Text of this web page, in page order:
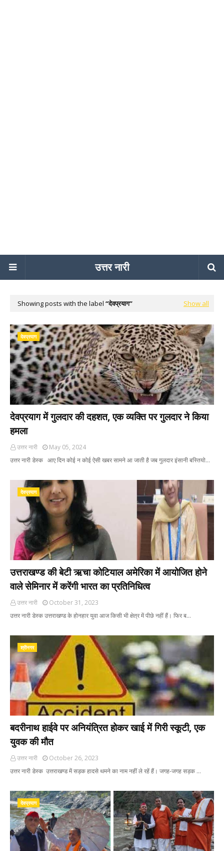
उत्तर नारी
Showing posts with the label देवप्रयाग Show all
देवप्रयाग
देवप्रयाग में गुलदार की दहशत, एक व्यक्ति पर गुलदार ने किया
हमला
उत्तर नारी
May 05, 2024
उत्तर नारी डेस्क आए दिन कोई न कोई ऐसी खबर सामने आ जाती है जब गुलदार इंसानी बस्तियो…
देवप्रयाग
उत्तराखण्ड की बेटी ऋचा कोटियाल अमेरिका में आयोजित होने
वाले सेमिनार में करेंगी भारत का प्रतिनिधित्व
उत्तर नारी
October 31, 2023
उत्तर नारी डेस्क उत्तराखण्ड के होनहार युवा आज किसी भी क्षेत्र में पीछे नहीं हैं। फिर ब…
श्रीनगर
बदरीनाथ हाईवे पर अनियंत्रित होकर खाई में गिरी स्कूटी, एक
युवक की मौत
उत्तर नारी
October 26, 2023
उत्तर नारी डेस्क उत्तराखण्ड में सड़क हादसे थमने का नाम नहीं ले रहें हैं। जगह-जगह सड़क …
देवप्रयाग